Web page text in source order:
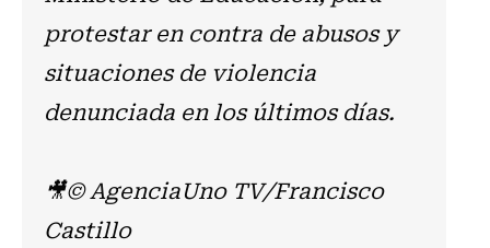
protestar en contra de abusos y
situaciones de violencia
denunciada en los últimos días.
🎥© AgenciaUno TV/Francisco
Castillo